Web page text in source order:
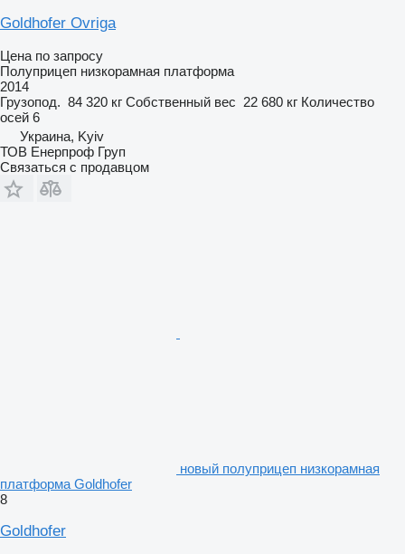
Goldhofer Ovriga
Цена по запросу
Полуприцеп низкорамная платформа
2014
Грузопод. 84 320 кг Собственный вес 22 680 кг Количество
осей 6
Украина, Kyiv
ТОВ Енерпроф Груп
Связаться с продавцом
новый полуприцеп низкорамная
платформа Goldhofer
8
Goldhofer